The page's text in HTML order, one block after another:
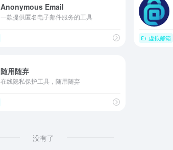
Anonymous Email
一款提供匿名电子邮件服务的工具
虚拟邮箱
随用随弃
在线隐私保护工具，随用随弃
没有了